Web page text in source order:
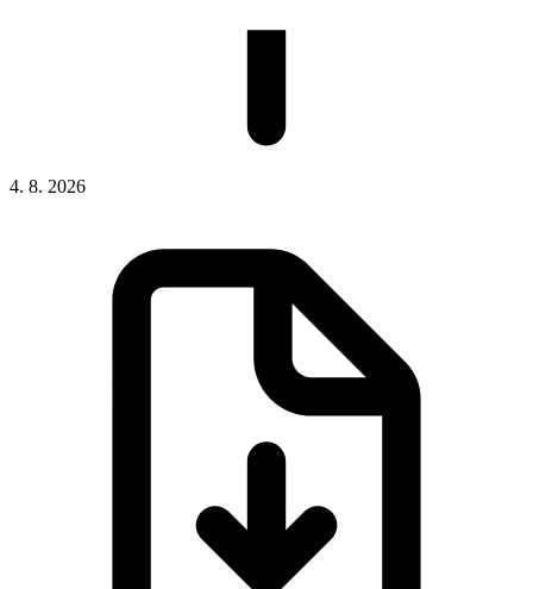
4. 8. 2026